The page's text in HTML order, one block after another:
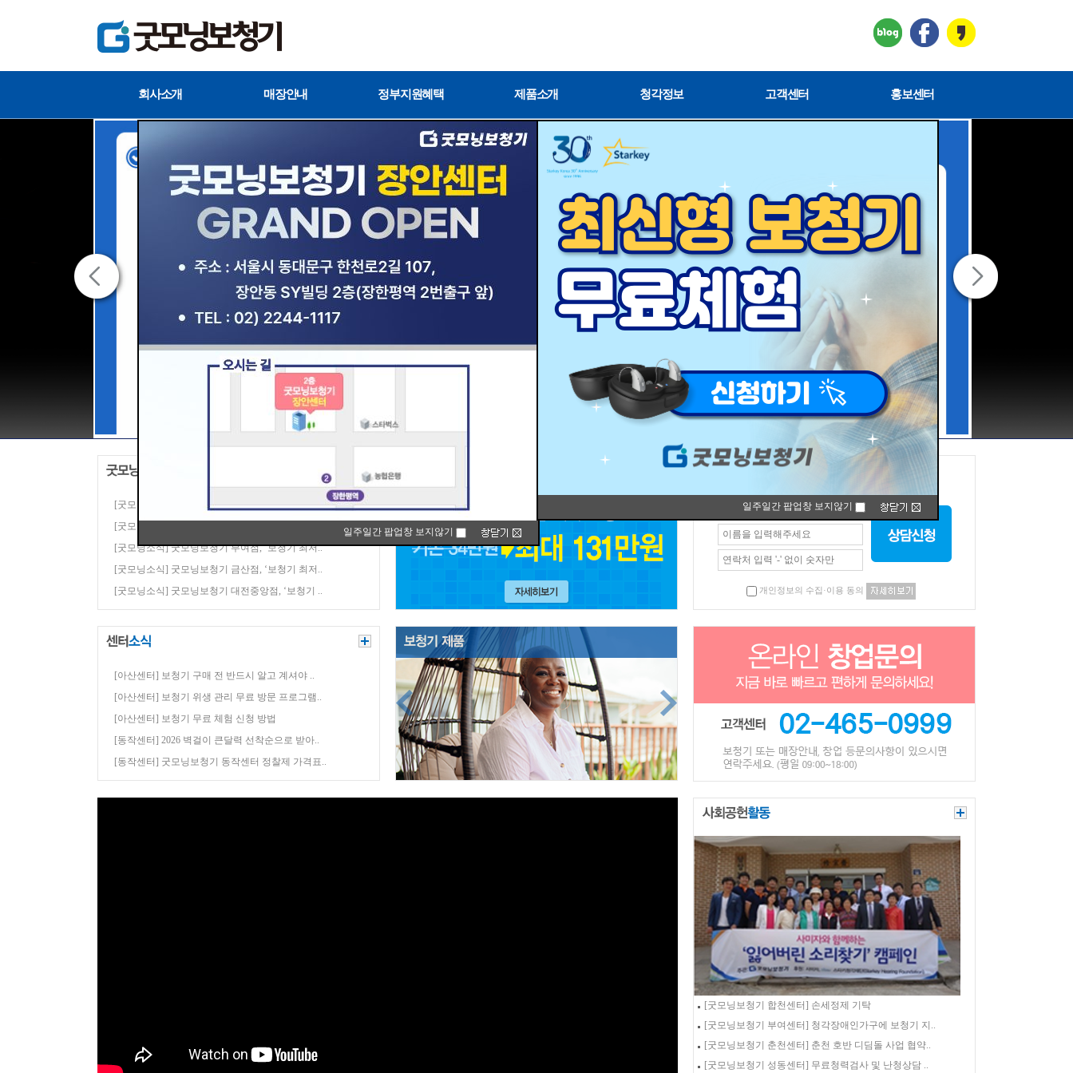
회사소개 매장안내 정부지원혜택 제품소개 청각정보 고객센터 홍보센터
[굿모닝소식] [2024 대한민국브랜드대상] 굿모닝보..
[굿모닝소식] 3세대 인공지능 보청기 '제네시스 AI'..
[굿모닝소식] 굿모닝보청기 부여점, ‘보청기 최저..
[굿모닝소식] 굿모닝보청기 금산점, ‘보청기 최저..
[굿모닝소식] 굿모닝보청기 대전중앙점, ‘보청기 ..
개인정보의 수집·이용 동의
[아산센터] 보청기 구매 전 반드시 알고 계셔야 ..
[아산센터] 보청기 위생 관리 무료 방문 프로그램..
[아산센터] 보청기 무료 체험 신청 방법
[동작센터] 2026 벽걸이 큰달력 선착순으로 받아..
[동작센터] 굿모닝보청기 동작센터 정찰제 가격표..
[굿모닝보청기 합천센터] 손세정제 기탁
[굿모닝보청기 부여센터] 청각장애인가구에 보청기 지..
[굿모닝보청기 춘천센터] 춘천 호반 디딤돌 사업 협약..
[굿모닝보청기 성동센터] 무료청력검사 및 난청상담 ..
일주일간 팝업창 보지않기
일주일간 팝업창 보지않기